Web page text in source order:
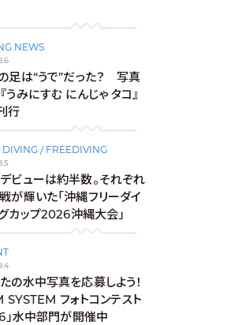
NEWS
足は“うで”だった？ 写真
うみにすむ にんじゃ タコ』
行
DIVING / FREEDIVING
ビューは約半数。それぞれ
が輝いた「沖縄フリーダイ
カップ2026沖縄大会」
の水中写真を応募しよう！
SYSTEM フォトコンテスト
水中部門が開催中